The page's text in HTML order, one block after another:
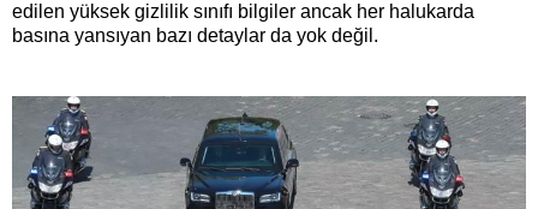
edilen yüksek gizlilik sınıfı bilgiler ancak her halukarda
basına yansıyan bazı detaylar da yok değil.